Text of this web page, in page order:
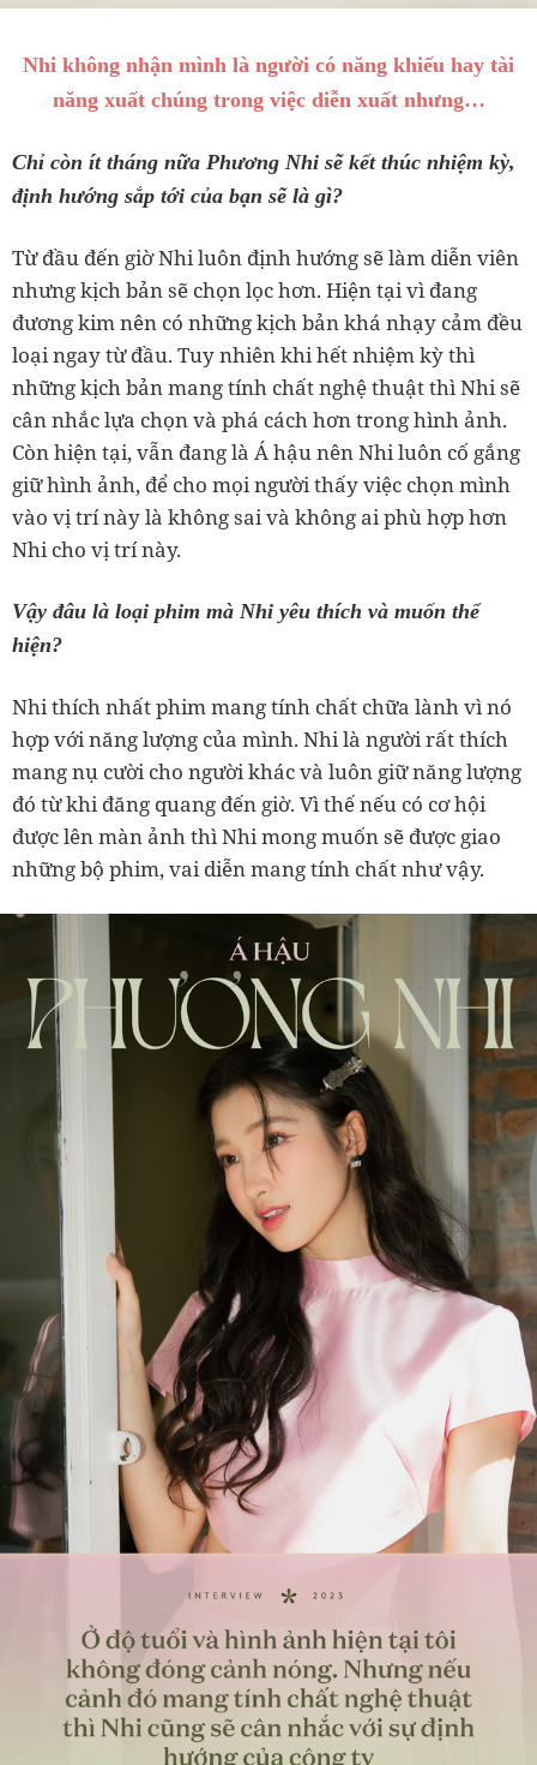
Nhi không nhận mình là người có năng khiếu hay tài
năng xuất chúng trong việc diễn xuất nhưng…
Chỉ còn ít tháng nữa Phương Nhi sẽ kết thúc nhiệm kỳ,
định hướng sắp tới của bạn sẽ là gì?
Từ đầu đến giờ Nhi luôn định hướng sẽ làm diễn viên
nhưng kịch bản sẽ chọn lọc hơn. Hiện tại vì đang
đương kim nên có những kịch bản khá nhạy cảm đều
loại ngay từ đầu. Tuy nhiên khi hết nhiệm kỳ thì
những kịch bản mang tính chất nghệ thuật thì Nhi sẽ
cân nhắc lựa chọn và phá cách hơn trong hình ảnh.
Còn hiện tại, vẫn đang là Á hậu nên Nhi luôn cố gắng
giữ hình ảnh, để cho mọi người thấy việc chọn mình
vào vị trí này là không sai và không ai phù hợp hơn
Nhi cho vị trí này.
Vậy đâu là loại phim mà Nhi yêu thích và muốn thể
hiện?
Nhi thích nhất phim mang tính chất chữa lành vì nó
hợp với năng lượng của mình. Nhi là người rất thích
mang nụ cười cho người khác và luôn giữ năng lượng
đó từ khi đăng quang đến giờ. Vì thế nếu có cơ hội
được lên màn ảnh thì Nhi mong muốn sẽ được giao
những bộ phim, vai diễn mang tính chất như vậy.